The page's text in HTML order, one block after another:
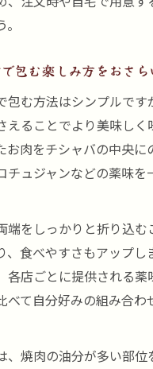
包む楽しみ方をおさら
包む方法はシンプルです
えることでより美味しく
お肉をチシャバの中央に
チュジャンなどの薬味を
端をしっかりと折り込む
、食べやすさもアップし
各店ごとに提供される薬
べて自分好みの組み合わ
、焼肉の油分が多い部位